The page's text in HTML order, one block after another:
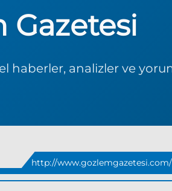
Gazetesi
haberler, analizler ve
http://